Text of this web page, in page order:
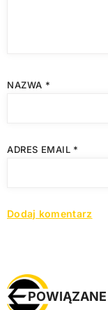
NAZWA *
ADRES EMAIL *